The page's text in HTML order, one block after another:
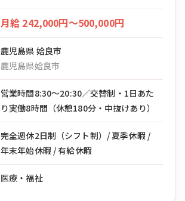
月給 242,000円〜500,000円
鹿児島県 姶良市
鹿児島県姶良市
営業時間8:30〜20:30／交替制・1日あた
り実働8時間（休憩180分・中抜けあり）
完全週休2日制（シフト制）/ 夏季休暇 /
年末年始休暇 / 有給休暇
医療・福祉